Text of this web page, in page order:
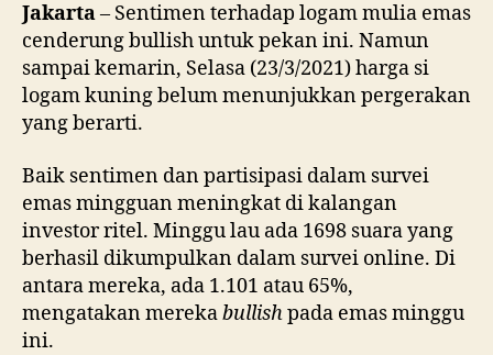
Dilakukan?
Jakarta– Sentimen terhadap logam mulia emas
cenderung bullish untuk pekan ini. Namun
sampai kemarin, Selasa (23/3/2021) harga si
logam kuning belum menunjukkan pergerakan
yang berarti.
Baik sentimen dan partisipasi dalam survei
emas mingguan meningkat di kalangan
investor ritel. Minggu lau ada 1698 suara yang
berhasil dikumpulkan dalam survei online. Di
antara mereka, ada 1.101 atau 65%,
mengatakan merekabullishpada emas minggu
ini.